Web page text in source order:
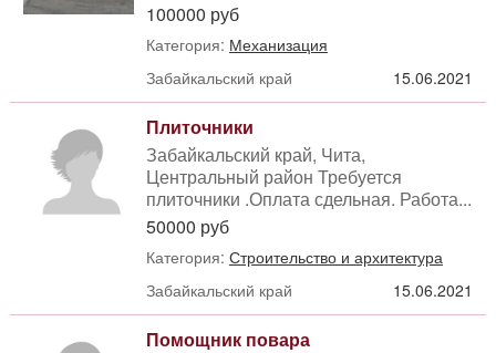
100000 руб
Категория: Механизация
Забайкальский край
15.06.2021
Плиточники
Забайкальский край, Чита,
Центральный район Требуется
плиточники .Оплата сдельная. Работа...
50000 руб
Категория: Строительство и архитектура
Забайкальский край
15.06.2021
Помощник повара